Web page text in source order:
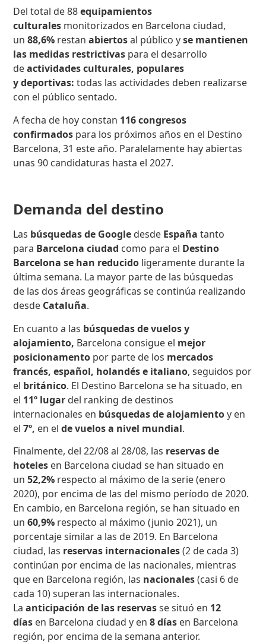
Del total de 88equipamientos
culturales monitorizados en Barcelona ciudad,
un 88,6% restanabiertosal público yse mantienen
las medidas restrictivas para el desarrollo
deactividades culturales, populares
y deportivas:todas las actividades deben realizarse
con el público sentado.
A fecha de hoy constan 116 congresos
confirmados para los próximos años en el Destino
Barcelona, 31 este año. Paralelamente hay abiertas
unas 90 candidaturas hasta el 2027.
Demanda del destino
Las búsquedas de Google desde España tanto
para Barcelona ciudad como para el Destino
Barcelona se han reducido ligeramente durante la
última semana. La mayor parte de las búsquedas
de las dos áreas geográficas se continúa realizando
desde Cataluña.
En cuanto a las búsquedas de vuelos y
alojamiento, Barcelona consigue el mejor
posicionamento por parte de los mercados
francés, español, holandés e italiano, seguidos por
el británico. El Destino Barcelona se ha situado, en
el 11º lugar del ranking de destinos
internacionales en búsquedas de alojamientoy en
el7º, en elde vuelos a nivel mundial.
Finalmente, del 22/08 al 28/08, las reservas de
hoteles en Barcelona ciudad se han situado en
un52,2% respecto al máximo de la serie (enero
2020), por encima de las del mismo período de 2020.
En cambio, en Barcelona región, se han situado en
un60,9% respecto al máximo (junio 2021), un
porcentaje similar a las de 2019. En Barcelona
ciudad, las reservas internacionales(2 de cada 3)
continúan por encima de las nacionales, mientras
que en Barcelona región, las nacionales(casi 6 de
cada 10) superan las internacionales.
Laanticipación de las reservasse situó en 12
días en Barcelona ciudad y en8 días en Barcelona
región, por encima de la semana anterior.